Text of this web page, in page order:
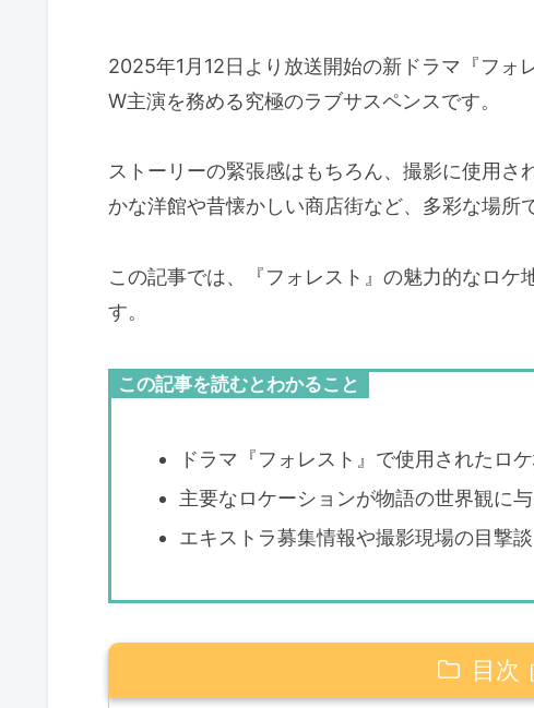
2025年1月12日より放送開始の新ドラマ『フォ
W主演を務める究極のラブサスペンスです。
ストーリーの緊張感はもちろん、撮影に使用
かな洋館や昔懐かしい商店街など、多彩な場所
この記事では、『フォレスト』の魅力的なロケ
す。
この記事を読むとわかること
ドラマ『フォレスト』で使用されたロ
主要なロケーションが物語の世界観に
エキストラ募集情報や撮影現場の目撃談
目次